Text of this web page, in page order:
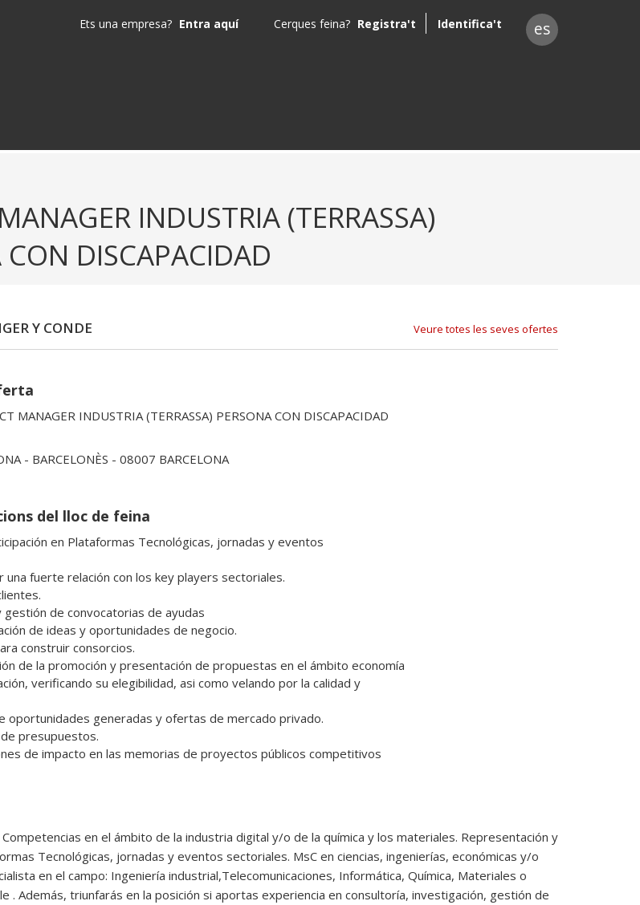
Ets una empresa? Entra aquí Cerques feina? Registra't Identifica't es
INDUSTRIA (TERRASSA)
CON DISCAPACIDAD
Y CONDE Veure totes les seves ofertes
MANAGER INDUSTRIA (TERRASSA) PERSONA CON DISCAPACIDAD
- BARCELONÈS - 08007 BARCELONA
del lloc de feina
en Plataformas Tecnológicas, jornadas y eventos
una fuerte relación con los key players sectoriales.
gestión de convocatorias de ayudas
de ideas y oportunidades de negocio.
construir consorcios.
de la promoción y presentación de propuestas en el ámbito economía
verificando su elegibilidad, asi como velando por la calidad y
oportunidades generadas y ofertas de mercado privado.
presupuestos.
de impacto en las memorias de proyectos públicos competitivos
Competencias en el ámbito de la industria digital y/o de la química y los materiales. Representación y
Tecnológicas, jornadas y eventos sectoriales. MsC en ciencias, ingenierías, económicas y/o
en el campo: Ingeniería industrial,Telecomunicaciones, Informática, Química, Materiales o
. Además, triunfarás en la posición si aportas experiencia en consultoría, investigación, gestión de